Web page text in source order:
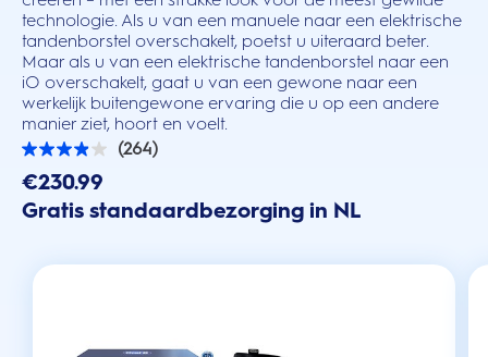
technologie. Als u van een manuele naar een elektrische
tandenborstel overschakelt, poetst u uiteraard beter.
Maar als u van een elektrische tandenborstel naar een
iO overschakelt, gaat u van een gewone naar een
werkelijk buitengewone ervaring die u op een andere
manier ziet, hoort en voelt.
(264)
3.9
van
de
5
sterren.
€230.99
Gratis standaardbezorging in NL